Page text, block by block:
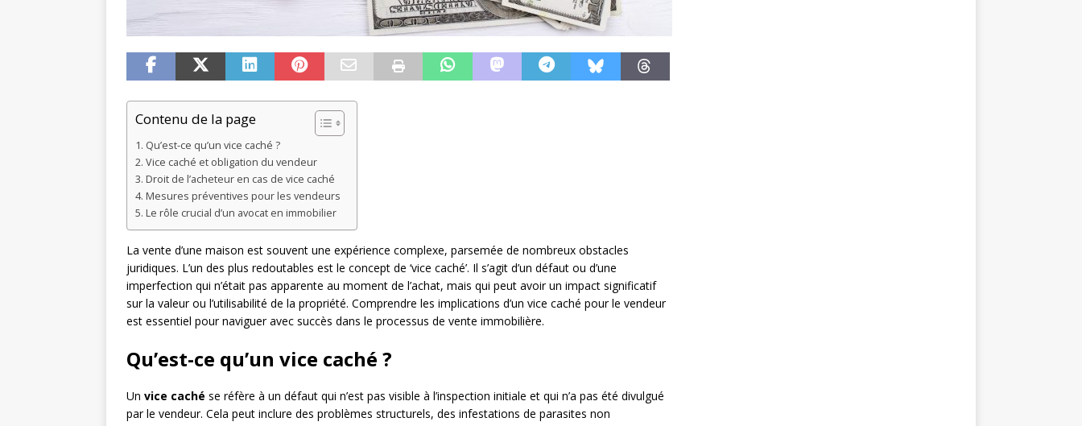
Contenu de la page
Qu’est-ce qu’un vice caché ?
Vice caché et obligation du vendeur
Droit de l’acheteur en cas de vice caché
Mesures préventives pour les vendeurs
Le rôle crucial d’un avocat en immobilier
La vente d’une maison est souvent une expérience complexe, parsemée de nombreux obstacles
juridiques. L’un des plus redoutables est le concept de ‘vice caché’. Il s’agit d’un défaut ou d’une
imperfection qui n’était pas apparente au moment de l’achat, mais qui peut avoir un impact significatif
sur la valeur ou l’utilisabilité de la propriété. Comprendre les implications d’un vice caché pour le vendeur
est essentiel pour naviguer avec succès dans le processus de vente immobilière.
Qu’est-ce qu’un vice caché ?
Un vice caché se réfère à un défaut qui n’est pas visible à l’inspection initiale et qui n’a pas été divulgué
par le vendeur. Cela peut inclure des problèmes structurels, des infestations de parasites non